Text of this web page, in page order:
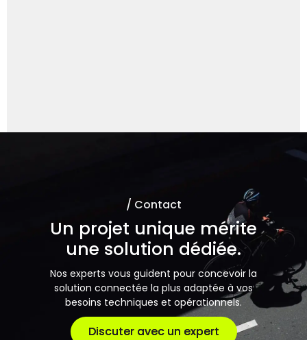
/ Contact
Un projet unique mérite
une solution dédiée.
Nos experts vous guident pour concevoir la
solution connectée la plus adaptée à vos
besoins techniques et opérationnels.
Discuter avec un expert
Discuter avec un expert